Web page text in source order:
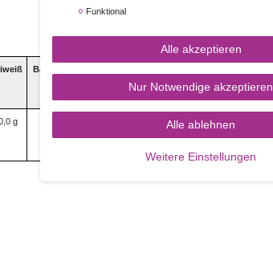
Ballaststoffe
g
Funktional
Alle akzeptieren
Nur Notwendige akzeptieren
Alle ablehnen
Weitere Einstellungen